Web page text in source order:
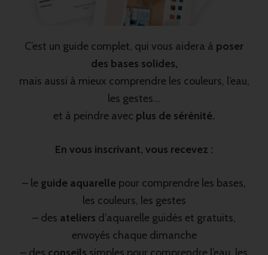
C’est un guide complet, qui vous aidera à poser
des bases solides,
mais aussi à mieux comprendre les couleurs, l’eau,
les gestes…
et à peindre avec plus de sérénité.
En vous inscrivant, vous recevez :
– le guide aquarelle pour comprendre les bases,
les couleurs, les gestes
– des ateliers d’aquarelle guidés et gratuits,
envoyés chaque dimanche